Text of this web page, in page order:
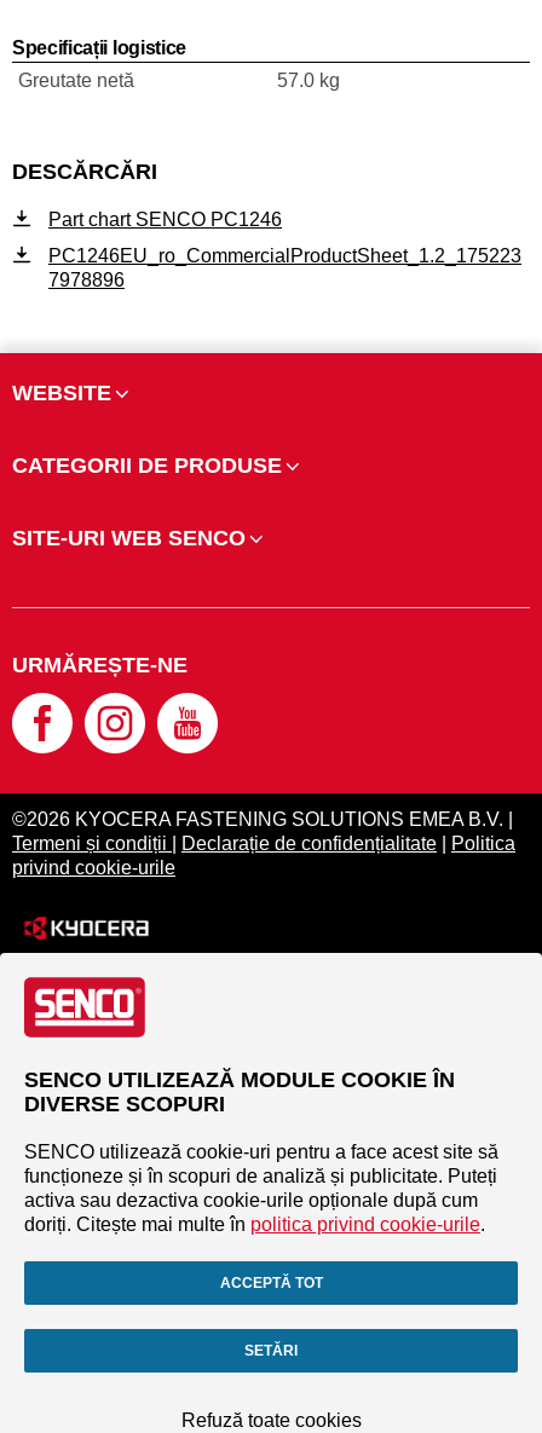
Specificații logistice
Greutate netă
57.0 kg
DESCĂRCĂRI
Part chart SENCO PC1246
PC1246EU_ro_CommercialProductSheet_1.2_175223
7978896
WEBSITE
CATEGORII DE PRODUSE
SITE-URI WEB SENCO
URMĂREȘTE-NE
©2026 KYOCERA FASTENING SOLUTIONS EMEA B.V. |
Termeni și condiții
Declarație de confidențialitate
Politica
privind cookie-urile
SENCO UTILIZEAZĂ MODULE COOKIE ÎN
DIVERSE SCOPURI
SENCO utilizează cookie-uri pentru a face acest site să
funcționeze și în scopuri de analiză și publicitate. Puteți
activa sau dezactiva cookie-urile opționale după cum
doriți. Citește mai multe în politica privind cookie-urile.
ACCEPTĂ TOT
SETĂRI
Refuză toate cookies